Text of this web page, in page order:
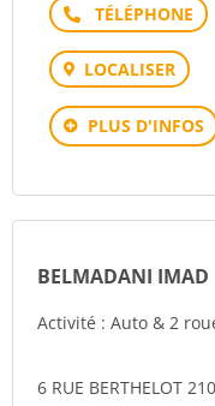
Téléphone
LOCALISER
PLUS D'INFOS
BELMADANI IMAD
Activité : Auto & 2
6 RUE BERTHELOT